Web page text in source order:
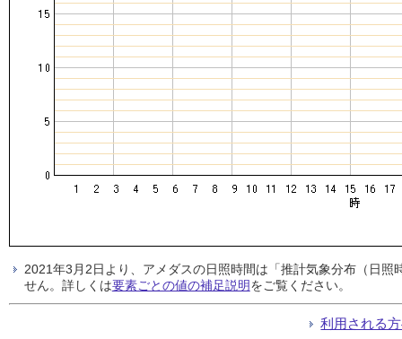
2021年3月2日より、アメダスの日照時間は「推計気象分布（日
せん。詳しくは要素ごとの値の補足説明をご覧ください。
利用される